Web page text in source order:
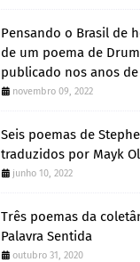
Pensando o Brasil de
de um poema de
publicado nos anos de
novembro 09, 2022
Seis poemas de
traduzidos por Mayk
junho 10, 2022
Três poemas da
Palavra Sentida
outubro 31, 2020